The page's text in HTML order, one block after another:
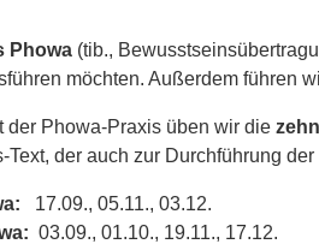
Phowa (tib.,
möchten. Außerdem führen
der Phowa-Praxis üben wir die
Text, der auch zur Durchführung
17.09., 05.11., 03.12.
03.09., 01.10., 19.11., 17.12.